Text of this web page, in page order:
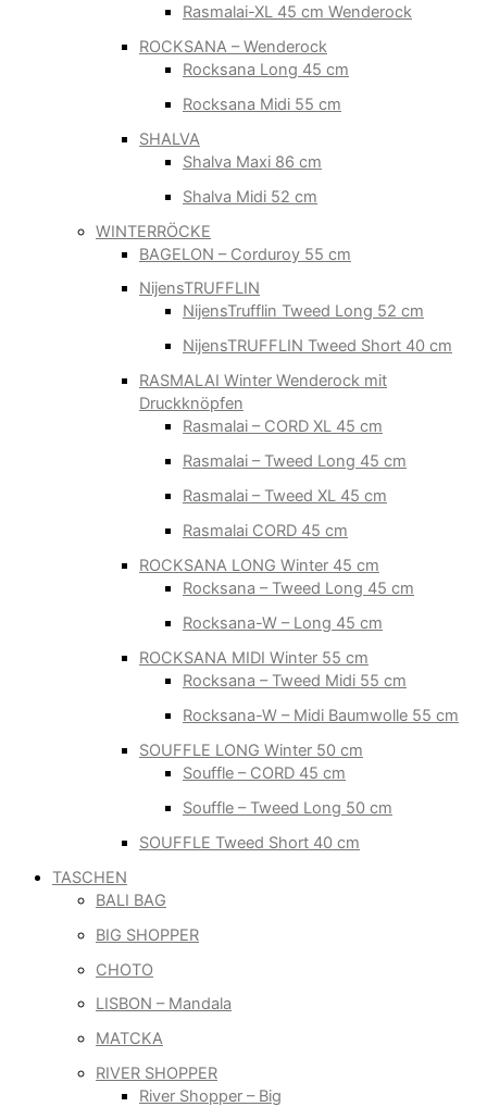
Rasmalai-XL 45 cm Wenderock
ROCKSANA – Wenderock
Rocksana Long 45 cm
Rocksana Midi 55 cm
SHALVA
Shalva Maxi 86 cm
Shalva Midi 52 cm
WINTERRÖCKE
BAGELON – Corduroy 55 cm
NijensTRUFFLIN
NijensTrufflin Tweed Long 52 cm
NijensTRUFFLIN Tweed Short 40 cm
RASMALAI Winter Wenderock mit
Druckknöpfen
Rasmalai – CORD XL 45 cm
Rasmalai – Tweed Long 45 cm
Rasmalai – Tweed XL 45 cm
Rasmalai CORD 45 cm
ROCKSANA LONG Winter 45 cm
Rocksana – Tweed Long 45 cm
Rocksana-W – Long 45 cm
ROCKSANA MIDI Winter 55 cm
Rocksana – Tweed Midi 55 cm
Rocksana-W – Midi Baumwolle 55 cm
SOUFFLE LONG Winter 50 cm
Souffle – CORD 45 cm
Souffle – Tweed Long 50 cm
SOUFFLE Tweed Short 40 cm
TASCHEN
BALI BAG
BIG SHOPPER
CHOTO
LISBON – Mandala
MATCKA
RIVER SHOPPER
River Shopper – Big